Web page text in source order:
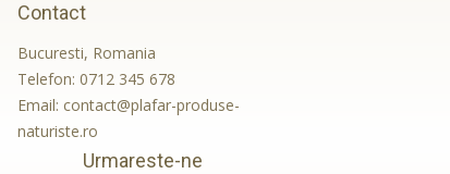
Contact
Bucuresti, Romania
Telefon: 0712 345 678
Email: contact@plafar-produse-
naturiste.ro
Urmareste-ne